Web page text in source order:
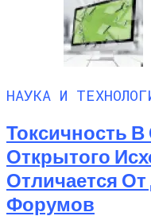
НАУКА И
Токсичность
Открытого
Отличается
Форумов